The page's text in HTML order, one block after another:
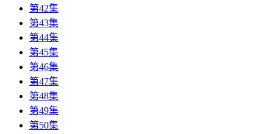
第42集
第43集
第44集
第45集
第46集
第47集
第48集
第49集
第50集